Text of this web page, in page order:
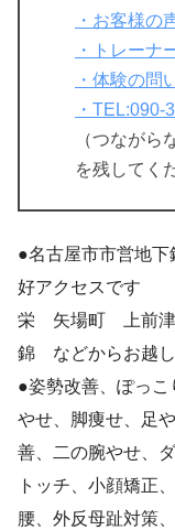
・お客様の
・トレーナ
・体験の問
・TEL:090-
（つながら
を残してく
●名古屋市市営地
好アクセスです
栄 矢場町 上前
錦 などからお越
●姿勢改善、ぽっ
やせ、脚痩せ、足
善、二の腕やせ、
トッチ、小顔矯正
腰、外反母趾対策